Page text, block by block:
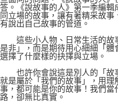
答。《說故事的人》第一季編
同立場的故事，讓有著精采故事
有說出自己故事的管道。
這些小人物、日常生活的故
是非」，而是期待用心細細「體
選擇了什麼樣的抉擇與立場。
也許你會說這是別人的「故
就是屬於「我們的故事」，用
事，都可能是你的故事！我們
路，卻無比真實。